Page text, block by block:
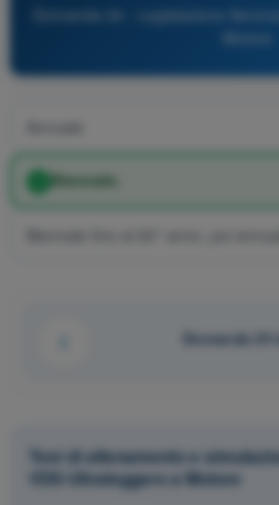
Domanda 24 - Legislazione
Biennale.
Domanda 24
Test di allenamento e
VDS Ultraleggero a Motore